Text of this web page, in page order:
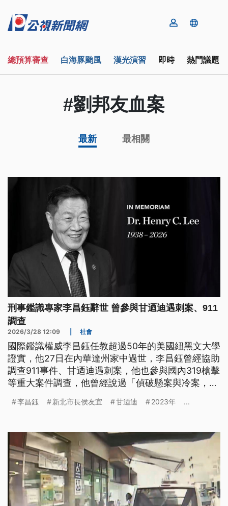
總預算審查 白海豚颱風 漢光演習 即時 熱門議題
#劉邦友血案
最新 最相關
刑事鑑識專家李昌鈺辭世 曾參與甘迺迪遇刺案、911
調查
2026/3/28 12:09 社會
國際鑑識權威李昌鈺任教超過50年的美國紐黑文大學
證實，他27日在內華達州家中過世，李昌鈺曾經協助
調查911事件、甘迺迪遇刺案，他也參與國內319槍擊
等重大案件調查，他曾經說過「偵破懸案與冷案，是
李昌鈺 新北市長侯友宜 甘迺迪 2023年 ...